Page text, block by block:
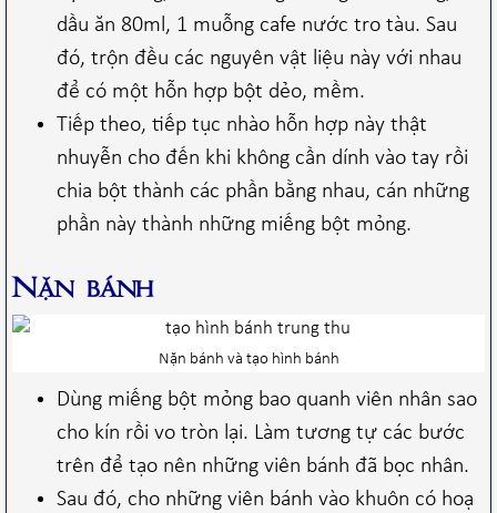
dầu ăn 80ml, 1 muỗng cafe nước tro tàu. Sau
đó, trộn đều các nguyên vật liệu này với nhau
để có một hỗn hợp bột dẻo, mềm.
Tiếp theo, tiếp tục nhào hỗn hợp này thật
nhuyễn cho đến khi không cần dính vào tay rồi
chia bột thành các phần bằng nhau, cán những
phần này thành những miếng bột mỏng.
Nặn bánh
Nặn bánh và tạo hình bánh
Dùng miếng bột mỏng bao quanh viên nhân sao
cho kín rồi vo tròn lại. Làm tương tự các bước
trên để tạo nên những viên bánh đã bọc nhân.
Sau đó, cho những viên bánh vào khuôn có hoạ